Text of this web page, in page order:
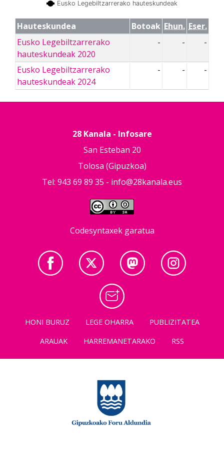
Eusko Legebiltzarrerako hauteskundeak
Hauteskundea Botoak Ehun. Eser.
Eusko Legebiltzarrerako
hauteskundeak 2020
- - -
Eusko Legebiltzarrerako
hauteskundeak 2024
- - -
28 Kanala - Infosare
San Esteban 20
Tolosa (Gipuzkoa)
Tel: 943 69 89 35 - info@28kanala.eus
Codesyntaxek garatua
HONI BURUZ LEGE OHARRA
PUBLIZITATEA
ARAUAK
HARREMANETARAKO RSS